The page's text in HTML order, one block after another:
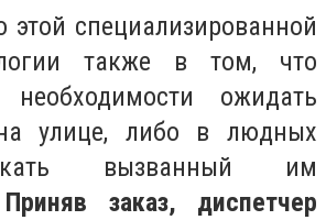
этой специализированной
также в том, что
ожидать
улице, либо в людных
вызванный им
Приняв заказ, диспетчер